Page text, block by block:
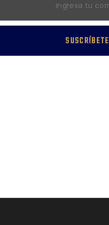
SUSCRÍBETE